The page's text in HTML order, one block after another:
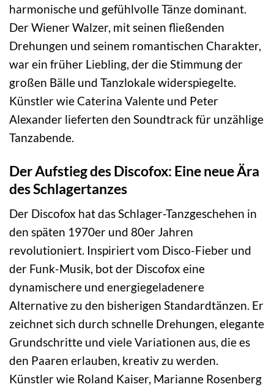
harmonische und gefühlvolle Tänze dominant.
Der Wiener Walzer, mit seinen fließenden
Drehungen und seinem romantischen Charakter,
war ein früher Liebling, der die Stimmung der
großen Bälle und Tanzlokale widerspiegelte.
Künstler wie Caterina Valente und Peter
Alexander lieferten den Soundtrack für unzählige
Tanzabende.
Der Aufstieg des Discofox: Eine neue Ära
des Schlagertanzes
Der Discofox hat das Schlager-Tanzgeschehen in
den späten 1970er und 80er Jahren
revolutioniert. Inspiriert vom Disco-Fieber und
der Funk-Musik, bot der Discofox eine
dynamischere und energiegeladenere
Alternative zu den bisherigen Standardtänzen. Er
zeichnet sich durch schnelle Drehungen, elegante
Grundschritte und viele Variationen aus, die es
den Paaren erlauben, kreativ zu werden.
Künstler wie Roland Kaiser, Marianne Rosenberg